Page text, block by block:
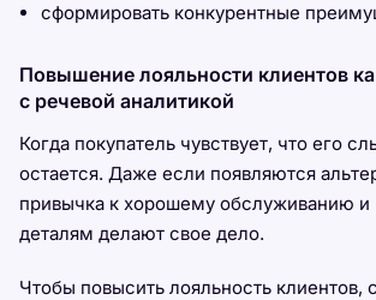
сформировать конкурентные
Повышение лояльности клиентов
с речевой аналитикой
Когда покупатель чувствует, что его
остается. Даже если появляются
привычка к хорошему обслуживанию и
деталям делают свое дело.
Чтобы повысить лояльность клиентов,